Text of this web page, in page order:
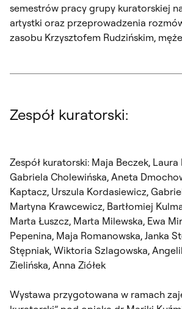
semestrów pracy grupy kuratorskiej
artystki oraz przeprowadzenia
zasobu Krzysztofem Rudzińskim,
Zespół kuratorski:
Zespół kuratorski: Maja Beczek, Laura
Gabriela Cholewińska, Aneta
Kaptacz, Urszula Kordasiewicz,
Martyna Krawcewicz, Bartłomiej
Marta Łuszcz, Marta Milewska, Ewa
Pepenina, Maja Romanowska, Janka
Stępniak, Wiktoria Szlagowska,
Zielińska, Anna Ziółek
Wystawa przygotowana w ramach